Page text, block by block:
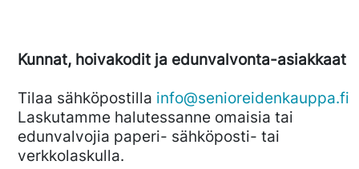
Kunnat, hoivakodit ja edunvalvonta-asiakkaat
Tilaa sähköpostilla info@senioreidenkauppa.fi
Laskutamme halutessanne omaisia tai
edunvalvojia paperi- sähköposti- tai
verkkolaskulla.